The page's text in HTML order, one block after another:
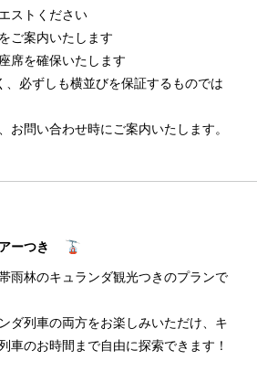
ストください
ご案内いたします
席を確保いたします
必ずしも横並びを保証するものでは
お問い合わせ時にご案内いたします。
アーつき 🚡
雨林のキュランダ観光つきのプランで
ダ列車の両方をお楽しみいただけ、キ
車のお時間まで自由に探索できます！